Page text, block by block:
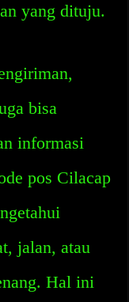
yang dituju.
bisa
informasi
pos Cilacap
jalan, atau
Hal ini